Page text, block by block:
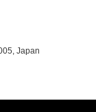
Japan